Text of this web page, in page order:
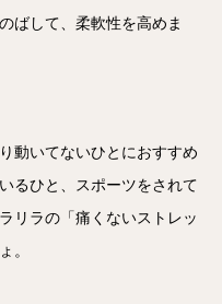
ばして、柔軟性を高めま
動いてないひとにおすすめ
るひと、スポーツをされて
リラの「痛くないストレッ
。